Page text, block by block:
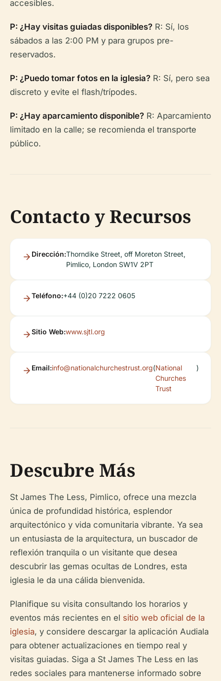
accesibles.
P: ¿Hay visitas guiadas disponibles? R: Sí, los
sábados a las 2:00 PM y para grupos pre-
reservados.
P: ¿Puedo tomar fotos en la iglesia? R: Sí, pero sea
discreto y evite el flash/trípodes.
P: ¿Hay aparcamiento disponible? R: Aparcamiento
limitado en la calle; se recomienda el transporte
público.
Contacto y Recursos
Dirección:Thorndike Street, off Moreton Street,
Pimlico, London SW1V 2PT
Teléfono:+44 (0)20 7222 0605
Sitio Web:www.sjtl.org
Email:info@nationalchurchestrust.org(National
Churches
Trust
)
Descubre Más
St James The Less, Pimlico, ofrece una mezcla
única de profundidad histórica, esplendor
arquitectónico y vida comunitaria vibrante. Ya sea
un entusiasta de la arquitectura, un buscador de
reflexión tranquila o un visitante que desea
descubrir las gemas ocultas de Londres, esta
iglesia le da una cálida bienvenida.
Planifique su visita consultando los horarios y
eventos más recientes en el sitio web oficial de la
iglesia, y considere descargar la aplicación Audiala
para obtener actualizaciones en tiempo real y
visitas guiadas. Siga a St James The Less en las
redes sociales para mantenerse informado sobre